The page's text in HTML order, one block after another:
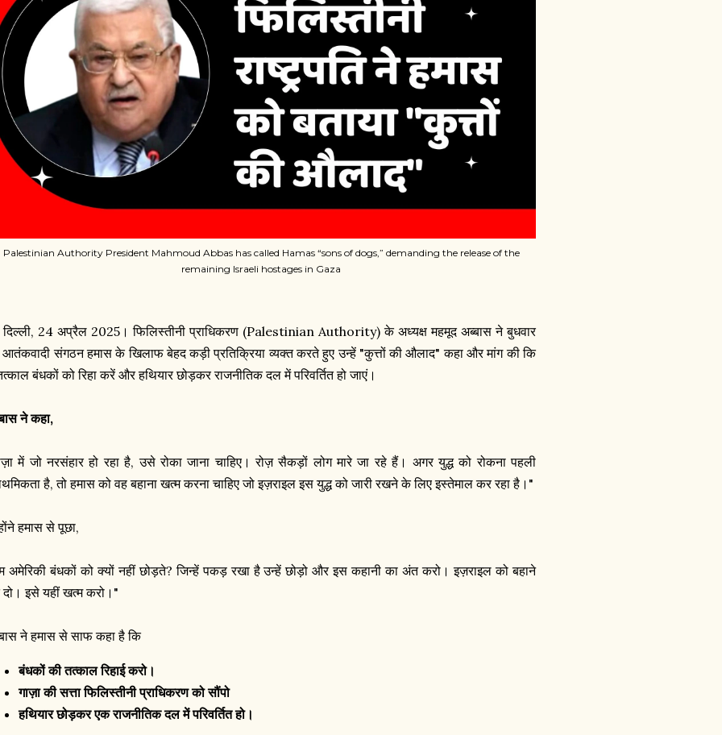
Palestinian Authority President Mahmoud Abbas has called Hamas “sons of dogs,” demanding the release of the
remaining Israeli hostages in Gaza
दिल्ली, 24 अप्रैल 2025। फिलिस्तीनी प्राधिकरण (Palestinian Authority) के अध्यक्ष महमूद अब्बास ने बुधवार
संगठन हमास के खिलाफ बेहद कड़ी प्रतिक्रिया व्यक्त करते हुए उन्हें "कुत्तों की औलाद" कहा और मांग की कि
बंधकों को रिहा करें और हथियार छोड़कर राजनीतिक दल में परिवर्तित हो जाएं।
ने कहा,
में जो नरसंहार हो रहा है, उसे रोका जाना चाहिए। रोज़ सैकड़ों लोग मारे जा रहे हैं। अगर युद्ध को रोकना पहली
है, तो हमास को वह बहाना खत्म करना चाहिए जो इज़राइल इस युद्ध को जारी रखने के लिए इस्तेमाल कर रहा है।"
हमास से पूछा,
अमेरिकी बंधकों को क्यों नहीं छोड़ते? जिन्हें पकड़ रखा है उन्हें छोड़ो और इस कहानी का अंत करो। इज़राइल को बहाने
इसे यहीं खत्म करो।"
ने हमास से साफ कहा है कि
बंधकों की तत्काल रिहाई करो।
गाज़ा की सत्ता फिलिस्तीनी प्राधिकरण को सौंपो
हथियार छोड़कर एक राजनीतिक दल में परिवर्तित हो।